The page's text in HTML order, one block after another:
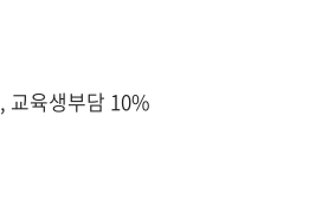
교육생부담 10%